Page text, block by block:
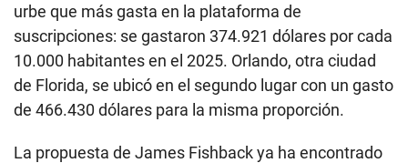
urbe que más gasta en la plataforma de
suscripciones: se gastaron 374.921 dólares por cada
10.000 habitantes en el 2025. Orlando, otra ciudad
de Florida, se ubicó en el segundo lugar con un gasto
de 466.430 dólares para la misma proporción.
La propuesta de James Fishback ya ha encontrado